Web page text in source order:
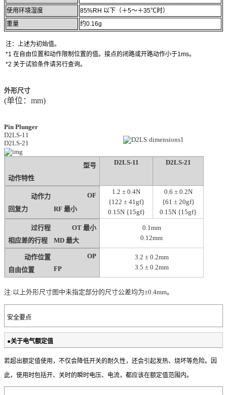
使用环境湿度
85%RH 以下（＋5～＋35℃时）
重量
约0.16g
注：上述为初始值。
*1 在自由位置和动作限制位置的值。 接点的闭路或开路动作小于1ms。
*2 关于试验条件请另行查询。
外形尺寸
(单位：mm)
Pin Plunger
D2LS-11
D2LS-21
型号
动作特性
D2LS-11 D2LS-21
动作力
OF
回复力
RF 最小
1.2 ± 0.4N
{122 ±41gf}
0.15N {15gf}
0.6 ±0.2N
{61 ±20gf}
0.15N {15gf}
过行程
OT 最小
相应差的行程
MD 最大
0.1mm
0.12mm
动作位置
OP
自由位置
FP
3.2 ± 0.2mm
3.5 ± 0.2mm
注:以上外形尺寸图中未指定部分的尺寸公差均为±0.4mm。
安全要点
●关于电气额定值
若超出额定值使用，不仅会降低开关的耐久性，还会引起发热、 烧坏等危险。因
此，使用时包括开、关时的瞬时电压、电流，都应该在额定值范围内。